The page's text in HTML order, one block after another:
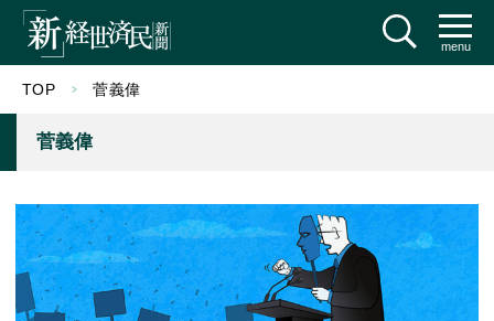
menu
TOP 菅義偉
菅義偉